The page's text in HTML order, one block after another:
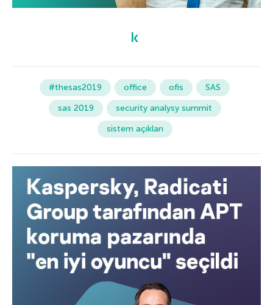
#thesas2019 office ofis
SAS
sas 2019
security analysy summit
sistem açıkları